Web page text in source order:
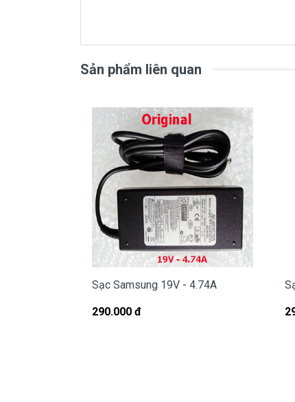
( sạc chính hãng này là
Tai Tphcm nếu sạc Samsung của
mua.
- Shop có đội người kiểm tra và
Bạn chưa biếtsạc Laptop này có
Bạn chưa biết máy Samsung của
Bạn có thể gọi Zalo cho shop tai số
À mà thỉnh thoảng shop bận máy
Sản phẩm liên quan
Sạc Samsung 19V - 4.74A
290.000 đ